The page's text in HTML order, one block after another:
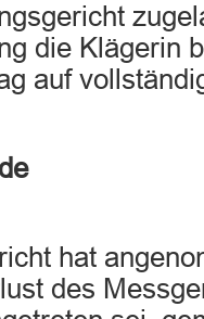
die Klägerin
auf
hat
des